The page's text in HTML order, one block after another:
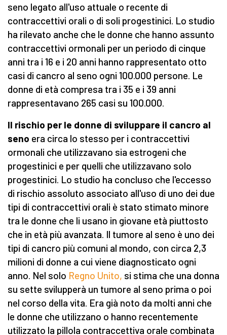
seno legato all'uso attuale o recente di
contraccettivi orali o di soli progestinici. Lo studio
ha rilevato anche che le donne che hanno assunto
contraccettivi ormonali per un periodo di cinque
anni tra i 16 e i 20 anni hanno rappresentato otto
casi di cancro al seno ogni 100.000 persone. Le
donne di età compresa tra i 35 e i 39 anni
rappresentavano 265 casi su 100.000.
Il rischio per le donne di sviluppare il cancro al
seno era circa lo stesso per i contraccettivi
ormonali che utilizzavano sia estrogeni che
progestinici e per quelli che utilizzavano solo
progestinici. Lo studio ha concluso che l'eccesso
di rischio assoluto associato all'uso di uno dei due
tipi di contraccettivi orali è stato stimato minore
tra le donne che li usano in giovane età piuttosto
che in età più avanzata. Il tumore al seno è uno dei
tipi di cancro più comuni al mondo, con circa 2,3
milioni di donne a cui viene diagnosticato ogni
anno. Nel solo Regno Unito, si stima che una donna
su sette svilupperà un tumore al seno prima o poi
nel corso della vita. Era già noto da molti anni che
le donne che utilizzano o hanno recentemente
utilizzato la pillola contraccettiva orale combinata